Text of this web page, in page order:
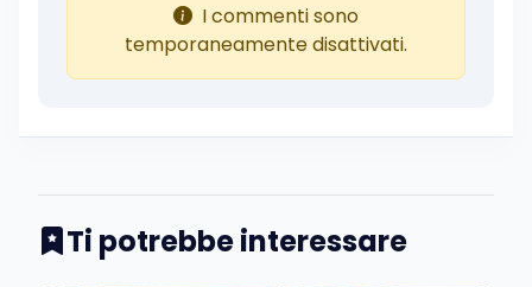
I commenti sono
temporaneamente disattivati.
Ti potrebbe interessare